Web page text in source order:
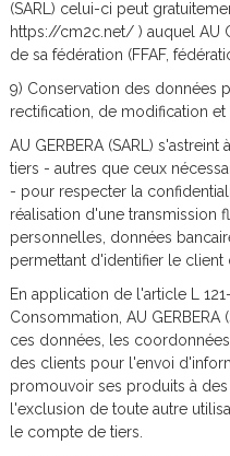
(SARL) celui-ci peut
https://cm2c.net/ ) auquel AU
de sa fédération (FFAF,
9) Conservation des données
rectification, de modification et
AU GERBERA (SARL)
tiers - autres que ceux
- pour respecter la
réalisation d'une transmission
personnelles, données
permettant d'identifier le
En application de l'article L
Consommation, AU GERBERA
ces données, les
des clients pour l'envoi
promouvoir ses produits à
l'exclusion de toute autre
le compte de tiers.